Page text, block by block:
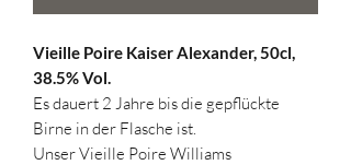
Vieille Poire Kaiser Alexander, 50cl,
38.5% Vol.
Es dauert 2 Jahre bis die gepflückte
Birne in der Flasche ist.
Unser Vieille Poire Williams